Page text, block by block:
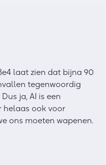
laat zien dat bijna 90
tegenwoordig
ja, AI is een
ook voor
ons moeten wapenen.